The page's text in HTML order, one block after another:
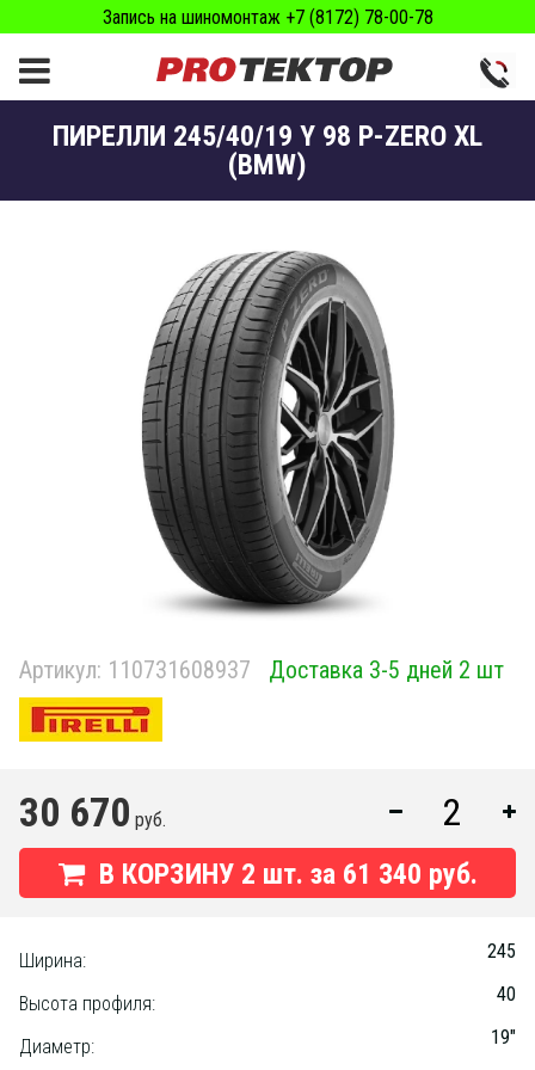
Запись на шиномонтаж +7 (8172) 78-00-78
ПИРЕЛЛИ 245/40/19 Y 98 P-ZERO XL
(BMW)
Артикул: 110731608937 Доставка 3-5 дней 2 шт
30 670 руб.
В КОРЗИНУ 2 шт. за 61 340 руб.
Ширина: 245
Высота профиля: 40
Диаметр:
19"